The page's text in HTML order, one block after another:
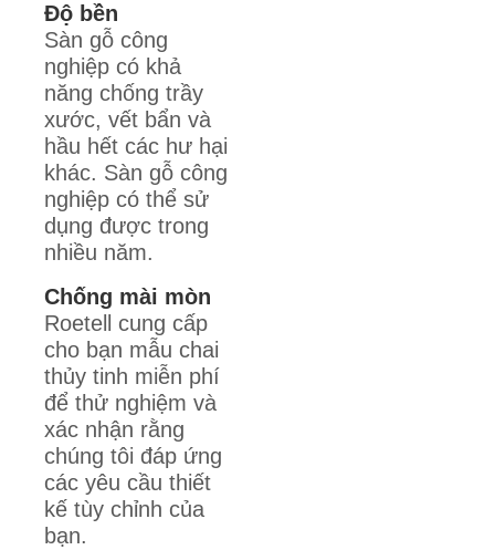
Độ bền
Sàn gỗ công
nghiệp có khả
năng chống trầy
xước, vết bẩn và
hầu hết các hư hại
khác. Sàn gỗ công
nghiệp có thể sử
dụng được trong
nhiều năm.
Chống mài mòn
Roetell cung cấp
cho bạn mẫu chai
thủy tinh miễn phí
để thử nghiệm và
xác nhận rằng
chúng tôi đáp ứng
các yêu cầu thiết
kế tùy chỉnh của
bạn.